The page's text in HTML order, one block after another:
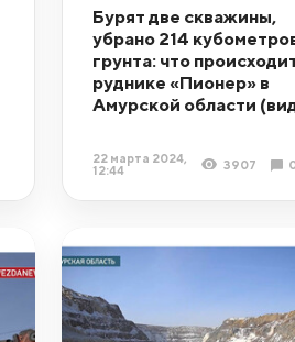
Бурят две скважины,
убрано 214
грунта: что
руднике «Пионер» в
Амурской области
22 марта 2024,
12:44
3907